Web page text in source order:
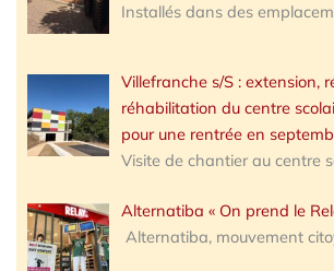
Installés dans des
Villefranche s/S : extension,
réhabilitation du centre
pour une rentrée en
Visite de chantier au centre
Alternatiba « On prend le
Alternatiba, mouvement